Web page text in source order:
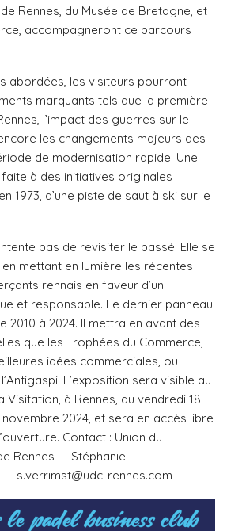
Rennes, du Musée de Bretagne, et
accompagneront ce parcours
abordées, les visiteurs pourront
marquants tels que la première
l’impact des guerres sur le
les changements majeurs des
de modernisation rapide. Une
à des initiatives originales
1973, d’une piste de saut à ski sur le
pas de revisiter le passé. Elle se
mettant en lumière les récentes
rennais en faveur d’un
et responsable. Le dernier panneau
2010 à 2024. Il mettra en avant des
que les Trophées du Commerce,
idées commerciales, ou
L’exposition sera visible au
à Rennes, du vendredi 18
2024, et sera en accès libre
Contact : Union du
Rennes — Stéphanie
— s.verrimst@udc-rennes.com